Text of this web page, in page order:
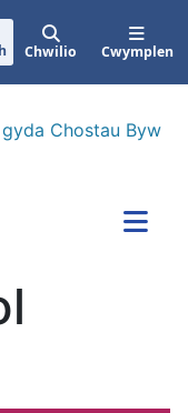
Chwilio Cwymplen
Chostau Byw